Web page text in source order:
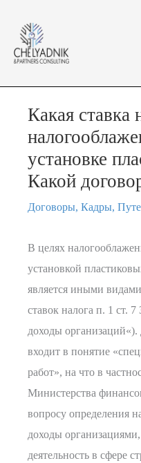
содержимому
Какая ставка
установке
Какой
Договоры, Кадры,
В целях
установкой
является иными
ставок налога п. 1 ст.
доходы
входит в понятие
работ», на что в
Министерства
вопросу определения
доходы
деятельность в сфере